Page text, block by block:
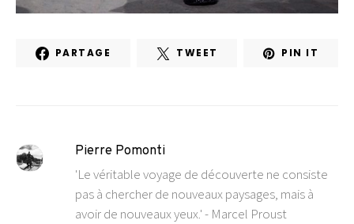
PARTAGE TWEET PIN IT
Pierre Pomonti
'Le véritable voyage de découverte ne consiste
pas à chercher de nouveaux paysages, mais à
avoir de nouveaux yeux.' - Marcel Proust